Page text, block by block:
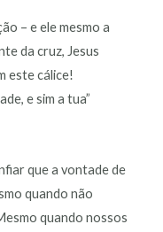
– e ele mesmo a
da cruz, Jesus
este cálice!
e sim a tua”
que a vontade de
quando não
quando nossos